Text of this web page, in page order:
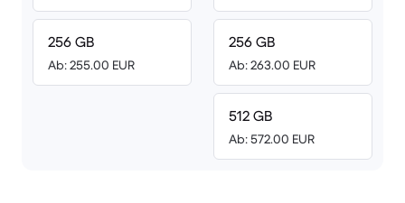
256 GB
Ab: 255.00 EUR
256 GB
Ab: 263.00 EUR
512 GB
Ab: 572.00 EUR